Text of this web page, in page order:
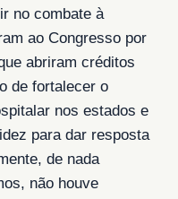
no combate à
ao Congresso por
abriram créditos
de fortalecer o
nos estados e
para dar resposta
de nada
não houve